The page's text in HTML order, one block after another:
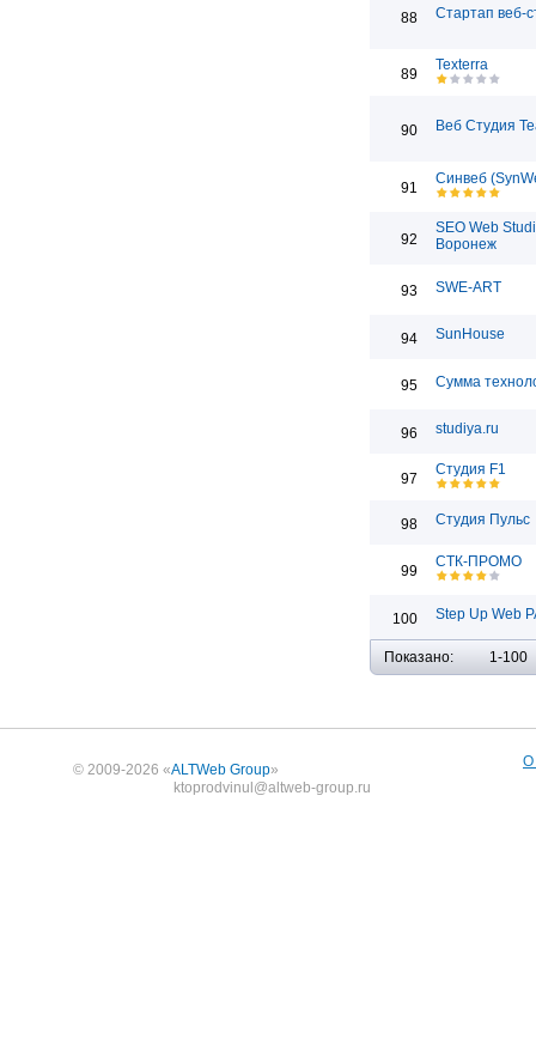
88 Стартап веб-
89
Texterra
90 Веб Студия
91
Синвеб
92
SEO Web
Воронеж
93 SWE-ART
94 SunHouse
95 Сумма
96 studiya.ru
97
Студия F1
98 Студия Пульс
99
СТК-ПРОМО
100 Step Up Web
Показано: 1-100
© 2009-2026 «ALTWeb Group»
ktoprodvinul@altweb-group.ru
О